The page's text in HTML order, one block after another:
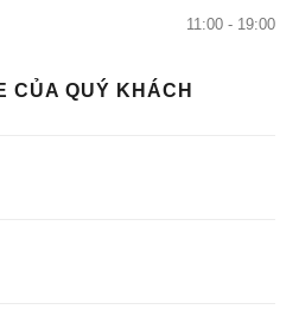
11:00 - 19:00
CỦA QUÝ KHÁCH